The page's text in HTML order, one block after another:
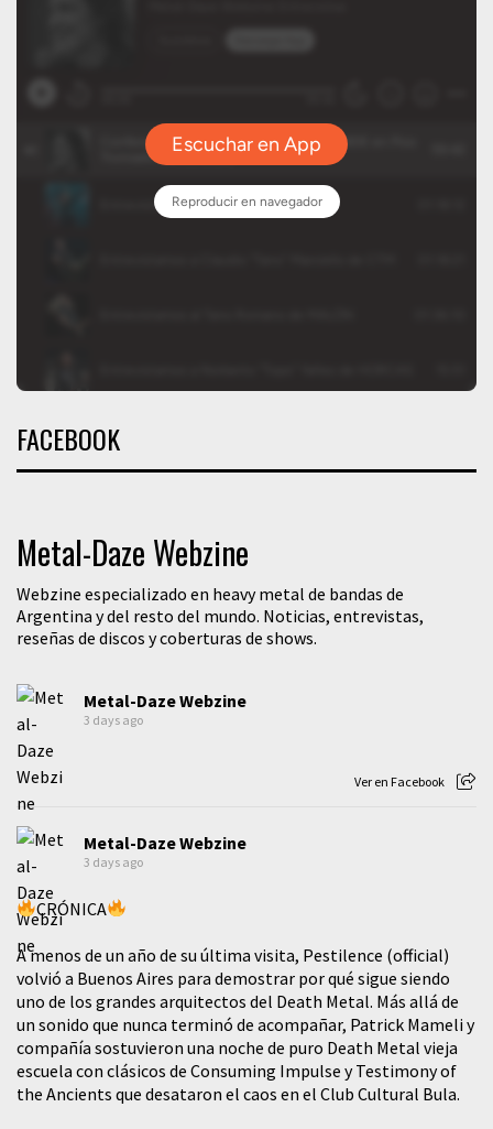
FACEBOOK
Metal-Daze Webzine
Webzine especializado en heavy metal de bandas de
Argentina y del resto del mundo. Noticias, entrevistas,
reseñas de discos y coberturas de shows.
Metal-Daze Webzine
3 days ago
Ver en Facebook
Metal-Daze Webzine
3 days ago
CRÓNICA
A menos de un año de su última visita, Pestilence (official)
volvió a Buenos Aires para demostrar por qué sigue siendo
uno de los grandes arquitectos del Death Metal. Más allá de
un sonido que nunca terminó de acompañar, Patrick Mameli y
compañía sostuvieron una noche de puro Death Metal vieja
escuela con clásicos de Consuming Impulse y Testimony of
the Ancients que desataron el caos en el Club Cultural Bula.